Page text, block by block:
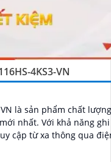
4KS3-VN
là sản phẩm chất
ghi hình độ
cập từ xa thông qua